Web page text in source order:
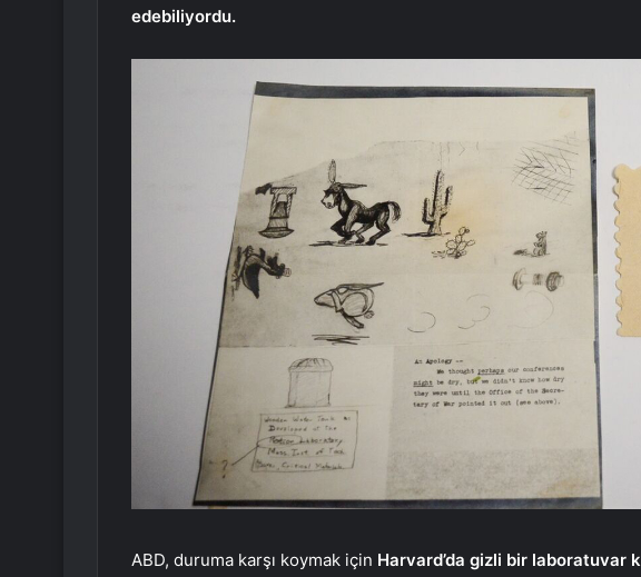
edebiliyordu.
ABD, duruma karşı koymak için Harvard’da gizli bir laboratuvar